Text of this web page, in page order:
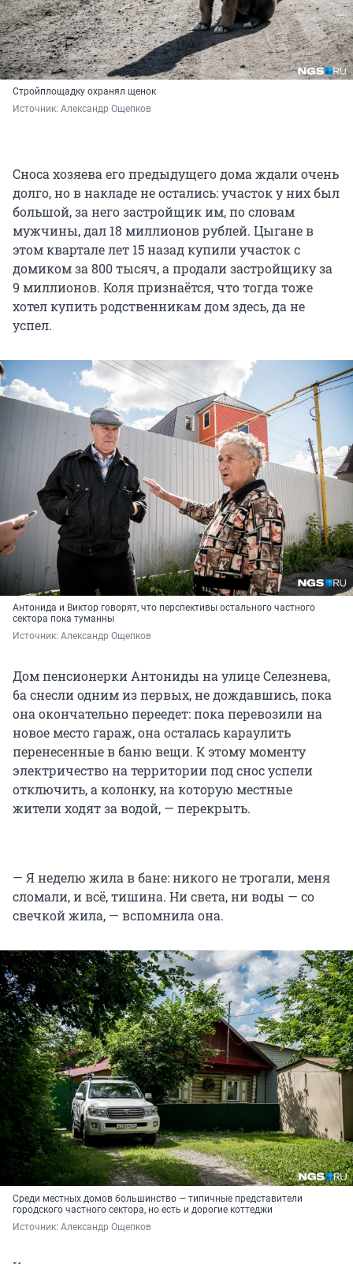
Стройплощадку охранял щенок
Источник: Александр Ощепков
Сноса хозяева его предыдущего дома ждали очень
долго, но в накладе не остались: участок у них был
большой, за него застройщик им, по словам
мужчины, дал 18 миллионов рублей. Цыгане в
этом квартале лет 15 назад купили участок с
домиком за 800 тысяч, а продали застройщику за
9 миллионов. Коля признаётся, что тогда тоже
хотел купить родственникам дом здесь, да не
успел.
Антонида и Виктор говорят, что перспективы остального частного
сектора пока туманны
Источник: Александр Ощепков
Дом пенсионерки Антониды на улице Селезнева,
6а снесли одним из первых, не дождавшись, пока
она окончательно переедет: пока перевозили на
новое место гараж, она осталась караулить
перенесенные в баню вещи. К этому моменту
электричество на территории под снос успели
отключить, а колонку, на которую местные
жители ходят за водой, — перекрыть.
— Я неделю жила в бане: никого не трогали, меня
сломали, и всё, тишина. Ни света, ни воды — со
свечкой жила, — вспомнила она.
Среди местных домов большинство — типичные представители
городского частного сектора, но есть и дорогие коттеджи
Источник: Александр Ощепков